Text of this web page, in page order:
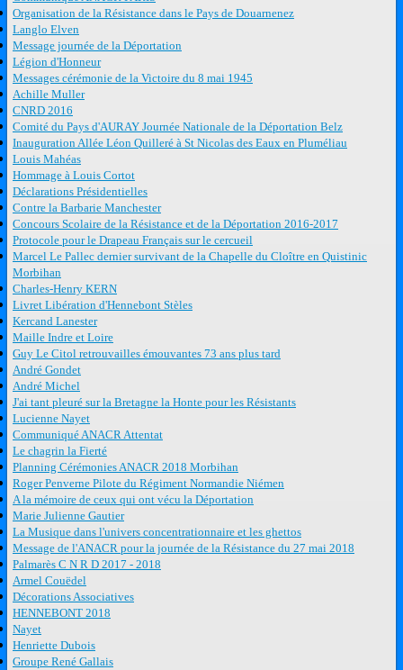
Organisation de la Résistance dans le Pays de Douarnenez
Langlo Elven
Message journée de la Déportation
Légion d'Honneur
Messages cérémonie de la Victoire du 8 mai 1945
Achille Muller
CNRD 2016
Comité du Pays d'AURAY Journée Nationale de la Déportation Belz
Inauguration Allée Léon Quilleré à St Nicolas des Eaux en Pluméliau
Louis Mahéas
Hommage à Louis Cortot
Déclarations Présidentielles
Contre la Barbarie Manchester
Concours Scolaire de la Résistance et de la Déportation 2016-2017
Protocole pour le Drapeau Français sur le cercueil
Marcel Le Pallec dernier survivant de la Chapelle du Cloître en Quistinic
Morbihan
Charles-Henry KERN
Livret Libération d'Hennebont Stèles
Kercand Lanester
Maille Indre et Loire
Guy Le Citol retrouvailles émouvantes 73 ans plus tard
André Gondet
André Michel
J'ai tant pleuré sur la Bretagne la Honte pour les Résistants
Lucienne Nayet
Communiqué ANACR Attentat
Le chagrin la Fierté
Planning Cérémonies ANACR 2018 Morbihan
Roger Penverne Pilote du Régiment Normandie Niémen
A la mémoire de ceux qui ont vécu la Déportation
Marie Julienne Gautier
La Musique dans l'univers concentrationnaire et les ghettos
Message de l'ANACR pour la journée de la Résistance du 27 mai 2018
Palmarès C N R D 2017 - 2018
Armel Couëdel
Décorations Associatives
HENNEBONT 2018
Nayet
Henriette Dubois
Groupe René Gallais